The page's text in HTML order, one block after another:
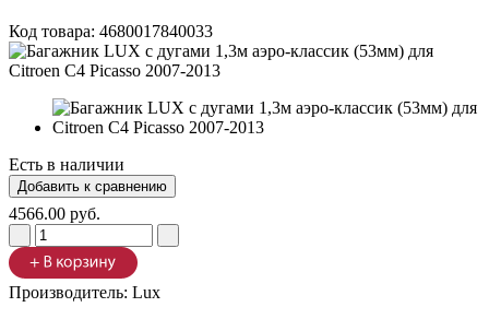
Код товара: 4680017840033
Есть в наличии
4566.00 руб.
Производитель: Lux